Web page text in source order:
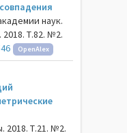
наук.
Т.82. №2.
OpenAlex
2018. Т.21. №2.